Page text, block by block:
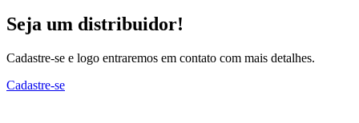
Seja um distribuidor!
Cadastre-se e logo entraremos em contato com mais detalhes.
Cadastre-se